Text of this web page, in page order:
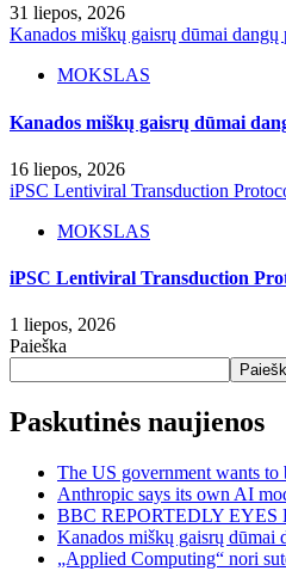
31 liepos, 2026
Kanados miškų gaisrų dūmai
MOKSLAS
Kanados miškų gaisrų dūmai
16 liepos, 2026
iPSC Lentiviral Transduction
MOKSLAS
iPSC Lentiviral Transduction
1 liepos, 2026
Paieška
Paskutinės naujienos
The US government wants to
Anthropic says its own AI
BBC REPORTEDLY
Kanados miškų gaisrų dūmai
„Applied Computing“ nori